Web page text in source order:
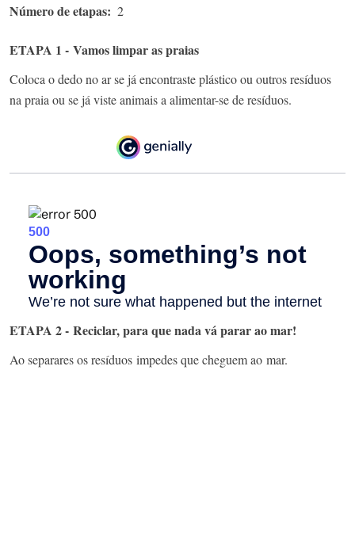
Número de etapas 2
ETAPA 1 - Vamos limpar as praias
Coloca o dedo no ar se já encontraste plástico ou outros resíduos
na praia ou se já viste animais a alimentar-se de resíduos.
ETAPA 2 - Reciclar, para que nada vá parar ao mar!
Ao separares os resíduos impedes que cheguem ao mar.